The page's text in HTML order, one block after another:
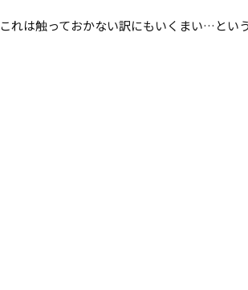
これは触っておかない訳にもいくまい…とい